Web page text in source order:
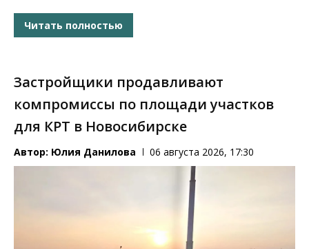
Читать полностью
Застройщики продавливают
компромиссы по площади участков
для КРТ в Новосибирске
Автор: Юлия Данилова 06 августа 2026, 17:30